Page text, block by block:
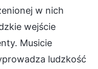
w nich
wejście
Musicie
ludzkość